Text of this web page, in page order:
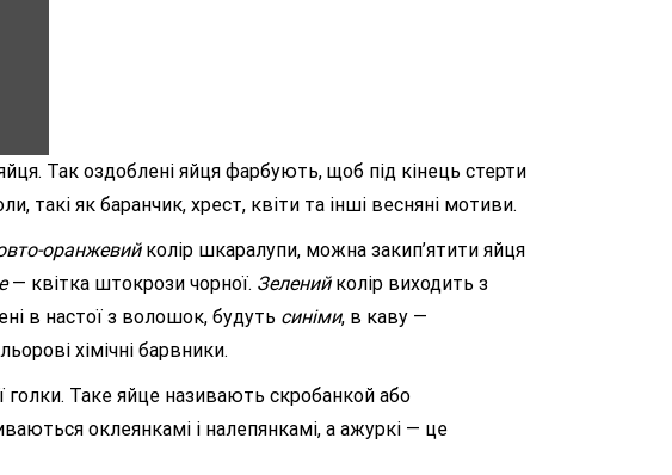
Так оздоблені яйця фарбують, щоб під кінець стерти
такі як баранчик, хрест, квіти та інші весняні мотиви.
оранжевийколір шкаралупи, можна закип’ятити яйця
— квітка штокрози чорної. Зеленийколір виходить з
в настої з волошок, будуть синіми, в каву —
хімічні барвники.
Таке яйце називають скробанкой або
оклеянкамі і налепянкамі, а ажуркі — це